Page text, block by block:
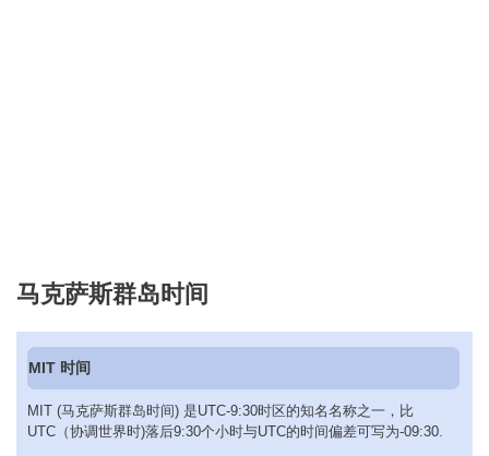
马克萨斯群岛时间
MIT 时间
MIT (马克萨斯群岛时间) 是UTC-9:30时区的知名名称之一，比
UTC（协调世界时)落后9:30个小时与UTC的时间偏差可写为-09:30.